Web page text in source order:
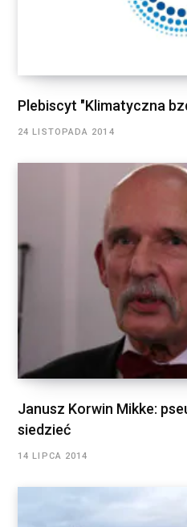
Plebiscyt "Klimatyczna
24 LISTOPADA 2014
Janusz Korwin Mikke:
siedzieć
14 LIPCA 2014